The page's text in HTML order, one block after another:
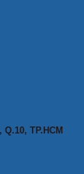
TP.HCM